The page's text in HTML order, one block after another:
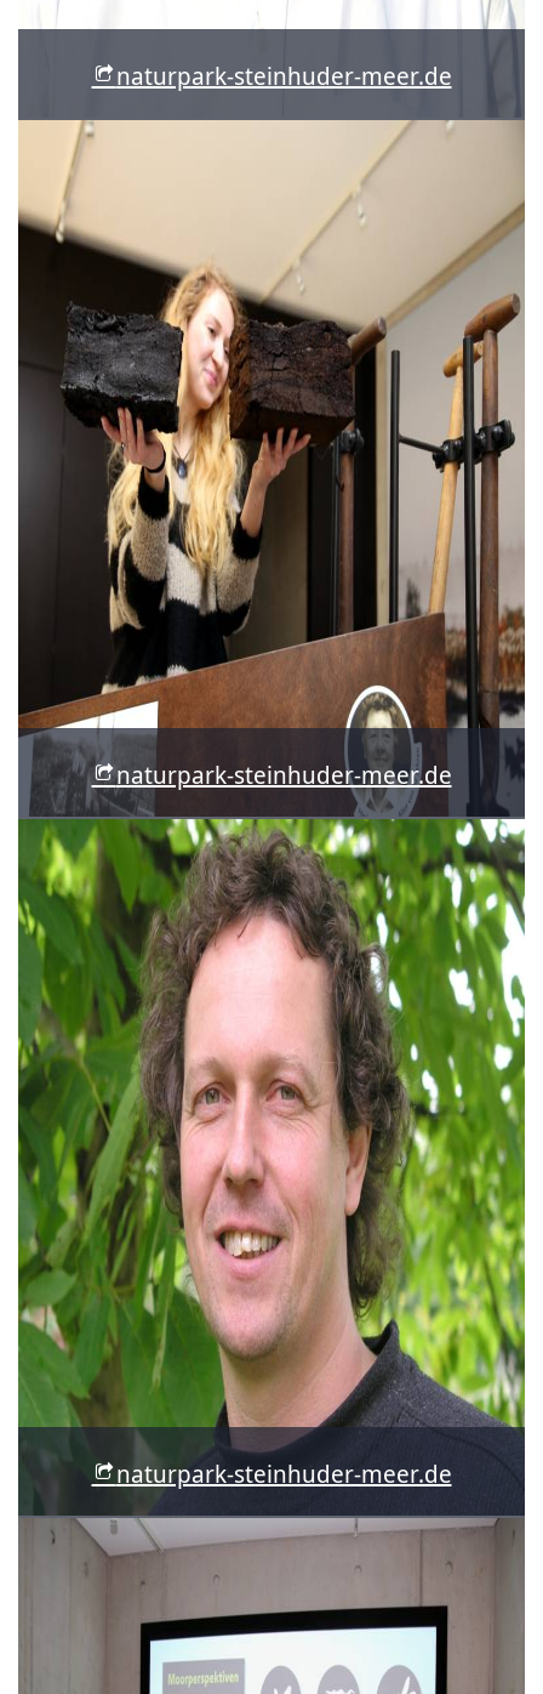
naturpark-steinhuder-meer.de
naturpark-steinhuder-meer.de
naturpark-steinhuder-meer.de